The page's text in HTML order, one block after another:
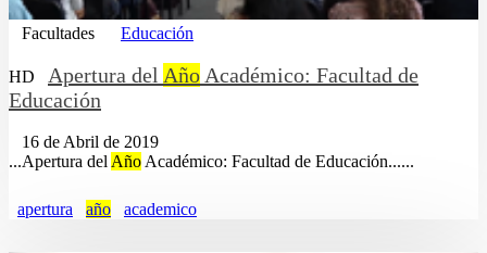
Facultades Educación
HD Apertura del Año Académico: Facultad de
Educación
16 de Abril de 2019
...Apertura del Año Académico: Facultad de Educación......
apertura año academico